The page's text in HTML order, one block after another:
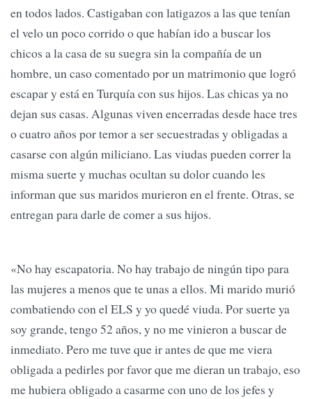
en todos lados. Castigaban con latigazos a las que tenían
el velo un poco corrido o que habían ido a buscar los
chicos a la casa de su suegra sin la compañía de un
hombre, un caso comentado por un matrimonio que logró
escapar y está en Turquía con sus hijos. Las chicas ya no
dejan sus casas. Algunas viven encerradas desde hace tres
o cuatro años por temor a ser secuestradas y obligadas a
casarse con algún miliciano. Las viudas pueden correr la
misma suerte y muchas ocultan su dolor cuando les
informan que sus maridos murieron en el frente. Otras, se
entregan para darle de comer a sus hijos.
«No hay escapatoria. No hay trabajo de ningún tipo para
las mujeres a menos que te unas a ellos. Mi marido murió
combatiendo con el ELS y yo quedé viuda. Por suerte ya
soy grande, tengo 52 años, y no me vinieron a buscar de
inmediato. Pero me tuve que ir antes de que me viera
obligada a pedirles por favor que me dieran un trabajo, eso
me hubiera obligado a casarme con uno de los jefes y